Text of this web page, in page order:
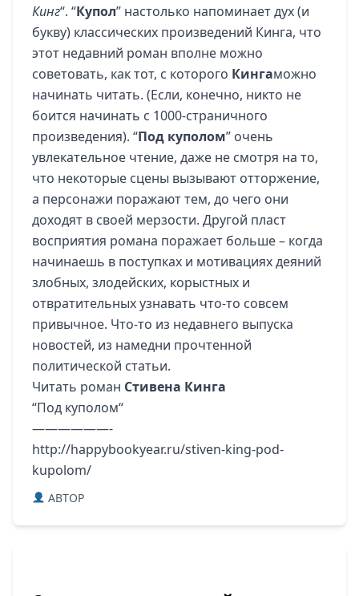
Кинг“. “Купол” настолько напоминает дух (и
букву) классических произведений Кинга, что
этот недавний роман вполне можно
советовать, как тот, с которого Кингаможно
начинать читать. (Если, конечно, никто не
боится начинать с 1000-страничного
произведения). “Под куполом” очень
увлекательное чтение, даже не смотря на то,
что некоторые сцены вызывают отторжение,
а персонажи поражают тем, до чего они
доходят в своей мерзости. Другой пласт
восприятия романа поражает больше – когда
начинаешь в поступках и мотивациях деяний
злобных, злодейских, корыстных и
отвратительных узнавать что-то совсем
привычное. Что-то из недавнего выпуска
новостей, из намедни прочтенной
политической статьи.
Читать роман Стивена Кинга
“Под куполом“
——————-
http://happybookyear.ru/stiven-king-pod-
kupolom/
ABTOP